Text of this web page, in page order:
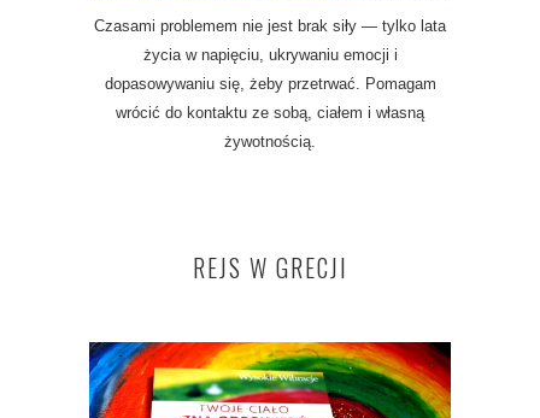
Czasami problemem nie jest brak siły — tylko lata
życia w napięciu, ukrywaniu emocji i
dopasowywaniu się, żeby przetrwać. Pomagam
wrócić do kontaktu ze sobą, ciałem i własną
żywotnością.
REJS W GRECJI